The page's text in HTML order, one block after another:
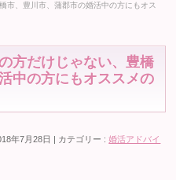
市、豊川市、蒲郡市の婚活中の方にもオス
方だけじゃない、豊橋
中の方にもオススメの
年7月28日 カテゴリー : 婚活アドバイ